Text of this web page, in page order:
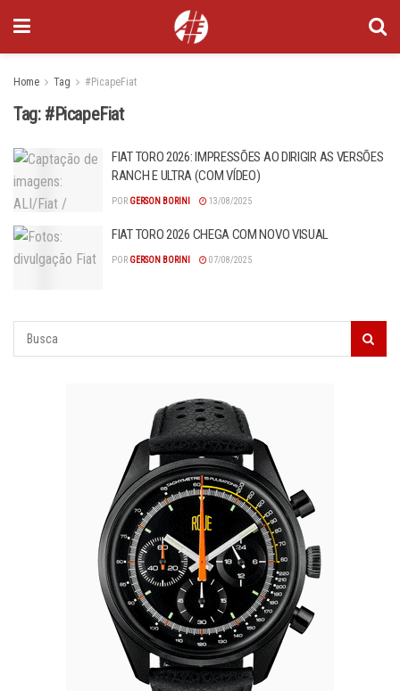
Home Tag #PicapeFiat
Tag: #PicapeFiat
FIAT TORO 2026: IMPRESSÕES AO DIRIGIR AS VERSÕES
RANCH E ULTRA (COM VÍDEO)
POR GERSON BORINI 13/08/2025
FIAT TORO 2026 CHEGA COM NOVO VISUAL
POR GERSON BORINI 07/08/2025